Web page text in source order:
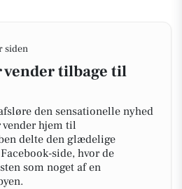
siden
tilbage til
den sensationelle nyhed
hjem til
delte den glædelige
side, hvor de
som noget af en